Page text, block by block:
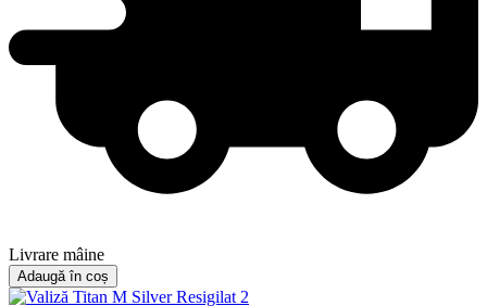
Livrare mâine
Adaugă în coș